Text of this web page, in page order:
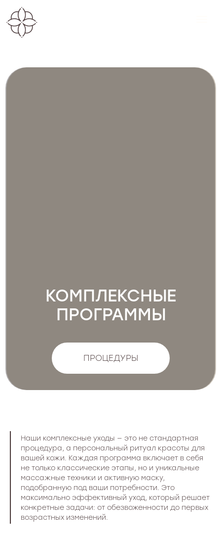
Наши комплексные уходы — это не стандартная
процедура, а персональный ритуал красоты для
вашей кожи. Каждая программа включает в себя
не только классические этапы, но и уникальные
массажные техники и активную маску,
подобранную под ваши потребности. Это
максимально эффективный уход, который решает
конкретные задачи: от обезвоженности до первых
возрастных изменений.